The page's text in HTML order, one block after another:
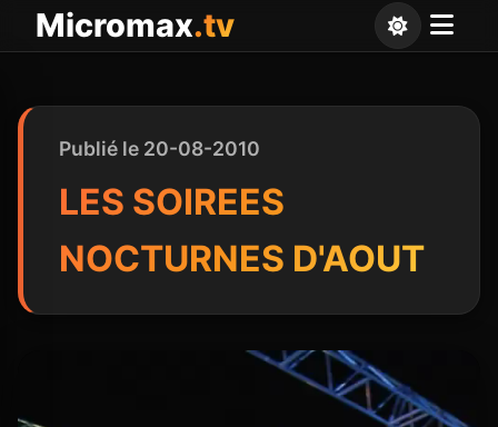
Micromax.tv
Publié le 20-08-2010
LES SOIREES
NOCTURNES D'AOUT
Panneau de gestion des cookies